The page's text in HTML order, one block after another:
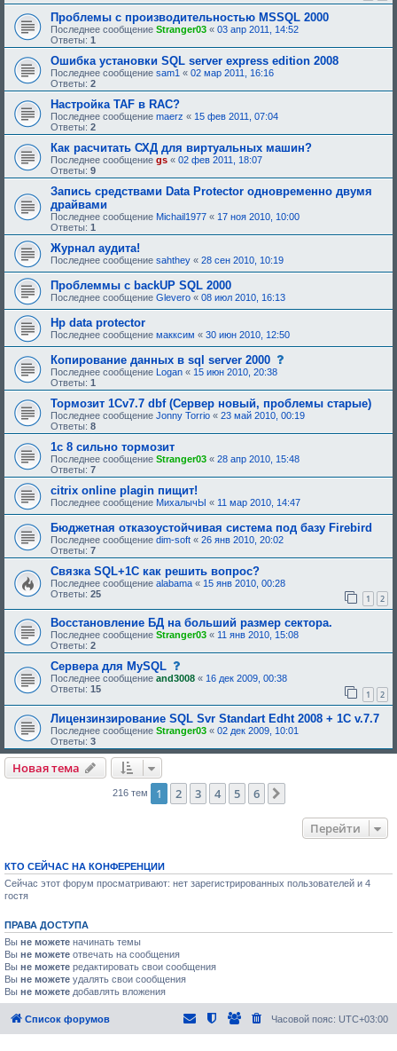
Проблемы с производительностью MSSQL 2000
Последнее сообщение Stranger03 « 03 апр 2011, 14:52
Ответы: 1
Ошибка установки SQL server express edition 2008
Последнее сообщение sam1 « 02 мар 2011, 16:16
Ответы: 2
Настройка TAF в RAC?
Последнее сообщение maerz « 15 фев 2011, 07:04
Ответы: 2
Как расчитать СХД для виртуальных машин?
Последнее сообщение gs « 02 фев 2011, 18:07
Ответы: 9
Запись средствами Data Protector одновременно двумя
драйвами
Последнее сообщение Michail1977 « 17 ноя 2010, 10:00
Ответы: 1
Журнал аудита!
Последнее сообщение sahthey « 28 сен 2010, 10:19
Проблеммы с backUP SQL 2000
Последнее сообщение Glevero « 08 июл 2010, 16:13
Hp data protector
Последнее сообщение макксим « 30 июн 2010, 12:50
Копирование данных в sql server 2000
б
щ
е
н
и
т
р
у
ю
щ
о
е
н
и
:
Последнее сообщение Logan « 15 июн 2010, 20:38
Ответы: 1
Тормозит 1Cv7.7 dbf (Сервер новый, проблемы старые)
Последнее сообщение Jonny Torrio « 23 май 2010, 00:19
Ответы: 8
1с 8 сильно тормозит
Последнее сообщение Stranger03 « 28 апр 2010, 15:48
Ответы: 7
citrix online plagin пищит!
Последнее сообщение МихалычЫ « 11 мар 2010, 14:47
Бюджетная отказоустойчивая система под базу Firebird
Последнее сообщение dim-soft « 26 янв 2010, 20:02
Ответы: 7
Связка SQL+1C как решить вопрос?
Последнее сообщение alabama « 15 янв 2010, 00:28
Ответы: 25 1 2
Восстановление БД на больший размер сектора.
Последнее сообщение Stranger03 « 11 янв 2010, 15:08
Ответы: 2
Сервера для MySQL
о
щ
е
н
и
е
р
б
д
о
н
:
Последнее сообщение and3008 « 16 дек 2009, 00:38
Ответы: 15 1 2
Лицензинзирование SQL Svr Standart Edht 2008 + 1С v.7.7
Последнее сообщение Stranger03 « 02 дек 2009, 10:01
Ответы: 3
Новая тема
216 тем 1 2 3 4 5 6
Перейти
КТО СЕЙЧАС НА КОНФЕРЕНЦИИ
Сейчас этот форум просматривают: нет зарегистрированных пользователей и 4
гостя
ПРАВА ДОСТУПА
Вы не можете начинать темы
Вы не можете отвечать на сообщения
Вы не можете редактировать свои сообщения
Вы не можете удалять свои сообщения
Вы не можете добавлять вложения
Список форумов Часовой пояс: UTC+03:00